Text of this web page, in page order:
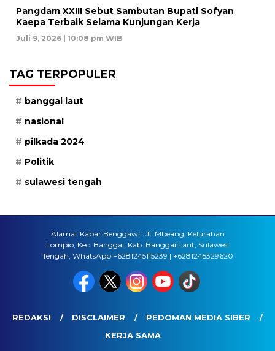
Pangdam XXIII Sebut Sambutan Bupati Sofyan
Kaepa Terbaik Selama Kunjungan Kerja
Juli 9, 2026 | 10:08 pm WIB
TAG TERPOPULER
banggai laut
nasional
pilkada 2024
Politik
sulawesi tengah
Alamat Kabar Benggawi : Jl. Mbeang, Kelurahan
Lompio, Kec. Banggai, Kab. Banggai Laut, Sulawesi
Tengah, WhatsApp +6281245115239 | +6281245329620
REDAKSI DISCLAIMER
PEDOMAN MEDIA SIBER
KERJA SAMA